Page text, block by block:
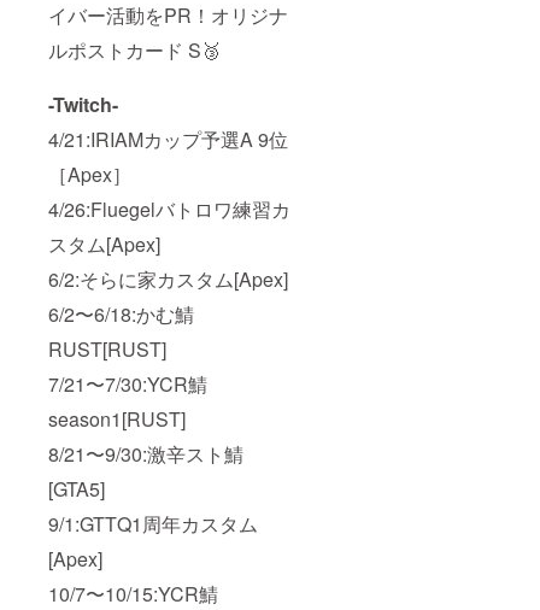
イバー活動をPR！オリジナ
ルポストカード S🥉
-Twitch-
4/21:IRIAMカップ予選A 9位
［Apex］
4/26:Fluegelバトロワ練習カ
スタム[Apex]
6/2:そらに家カスタム[Apex]
6/2〜6/18:かむ鯖
RUST[RUST]
7/21〜7/30:YCR鯖
season1[RUST]
8/21〜9/30:激辛スト鯖
[GTA5]
9/1:GTTQ1周年カスタム
[Apex]
10/7〜10/15:YCR鯖